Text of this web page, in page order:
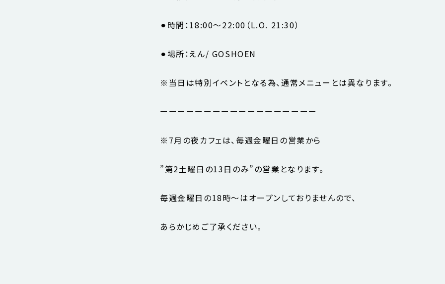
⚫︎時間：18:00〜22:00（L.O. 21:30）
⚫︎場所：えん/ GOSHOEN
※当日は特別イベントとなる為、通常メニューとは異なります。
ーーーーーーーーーーーーーーーーーー
※7月の夜カフェは、毎週金曜日の営業から
”第2土曜日の13日のみ”の営業となります。
毎週金曜日の18時〜はオープンしておりませんので、
あらかじめご了承ください。